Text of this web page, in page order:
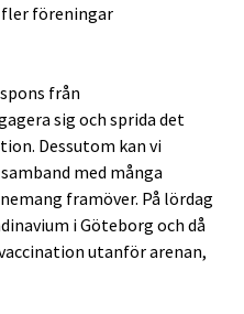
fler föreningar
från
sig och sprida det
Dessutom kan vi
med många
framöver. På lördag
i Göteborg och då
utanför arenan,